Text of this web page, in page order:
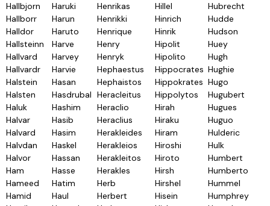
Hallbjorn
Haruki Henrikas Hillel
Hubrecht
Hallborr
Harun Henrikki Hinrich
Hudde
Halldor
Haruto Henrique Hinrik
Hudson
Hallsteinn
Harve Henry Hipolit
Huey
Hallvard
Harvey Henryk Hipolito
Hugh
Hallvardr
Harvie Hephaestus Hippocrates Hughie
Halstein
Hasan Hephaistos Hippokrates Hugo
Halsten
Hasdrubal Heracleitus Hippolytos
Hugubert
Haluk
Hashim Heraclio Hirah
Hugues
Halvar
Hasib Heraclius Hiraku
Huguo
Halvard
Hasim Herakleides Hiram
Hulderic
Halvdan
Haskel Herakleios Hiroshi
Hulk
Halvor
Hassan Herakleitos Hiroto
Humbert
Ham
Hasse Herakles Hirsh
Humberto
Hameed
Hatim Herb Hirshel
Hummel
Hamid
Haul Herbert Hisein
Humphrey